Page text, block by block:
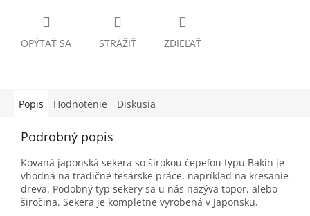
OPÝTAŤ SA STRÁŽIŤ ZDIEĽAŤ
Popis Hodnotenie Diskusia
Podrobný popis
Kovaná japonská sekera so širokou čepeľou typu Bakin je
vhodná na tradičné tesárske práce, napríklad na kresanie
dreva. Podobný typ sekery sa u nás nazýva topor, alebo
širočina. Sekera je kompletne vyrobená v Japonsku.